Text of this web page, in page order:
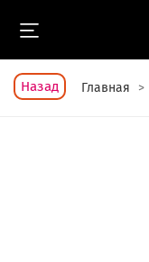
Назад Главная